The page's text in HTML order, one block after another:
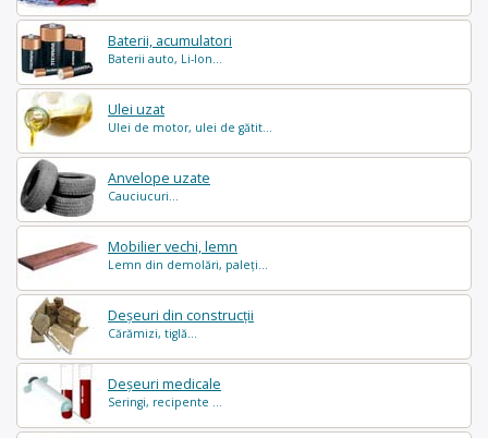
Baterii, acumulatori
Baterii auto, Li-Ion...
Ulei uzat
Ulei de motor, ulei de gătit...
Anvelope uzate
Cauciucuri...
Mobilier vechi, lemn
Lemn din demolări, paleți...
Deșeuri din construcții
Cărămizi, tiglă...
Deșeuri medicale
Seringi, recipente ...